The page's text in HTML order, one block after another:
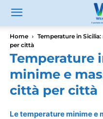
Home
Temperature in
per città
Temperature
minime e
città per città
Le temperature minime e